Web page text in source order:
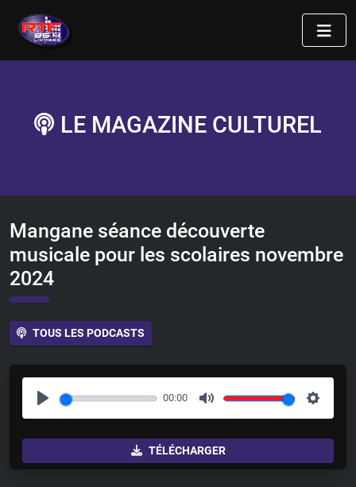
LE MAGAZINE CULTUREL
Mangane séance découverte
musicale pour les scolaires novembre
2024
TOUS LES PODCASTS
P
l
00:00
M
u
t
S
e
TÉLÉCHARGER